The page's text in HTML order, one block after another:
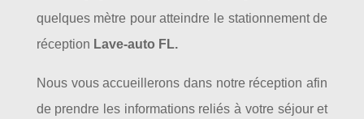
quelques mètre pour atteindre le stationnement de
réception Lave-auto FL.
Nous vous accueillerons dans notre réception afin
de prendre les informations reliés à votre séjour et